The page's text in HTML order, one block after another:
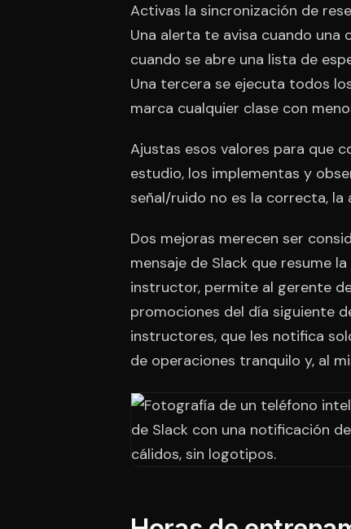
Activas la sincronización de
Una alerta te avisa cuando una
cuando se abre una lista de
Una tercera se ejecuta todos
marca cualquier clase con
Ajustas esos valores para que
estudio, los implementas y
señal/ruido no es la correcta, la
Dos mejoras merecen ser
mensaje de Slack que resume
instructor, permite al gerente
promociones del día siguiente
instructores, que les notifica
de operaciones tranquilo y, al